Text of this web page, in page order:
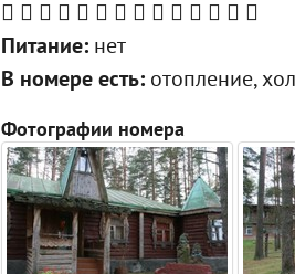
Питание:нет
В номере есть:отопление,
Фотографии номера